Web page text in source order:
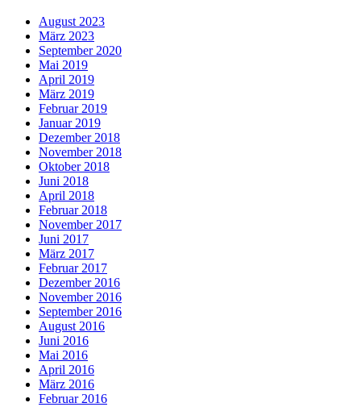
August 2023
März 2023
September 2020
Mai 2019
April 2019
März 2019
Februar 2019
Januar 2019
Dezember 2018
November 2018
Oktober 2018
Juni 2018
April 2018
Februar 2018
November 2017
Juni 2017
März 2017
Februar 2017
Dezember 2016
November 2016
September 2016
August 2016
Juni 2016
Mai 2016
April 2016
März 2016
Februar 2016